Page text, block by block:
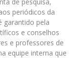
periódicos da
garantido pela
e conselhos
e professores de
equipe interna que